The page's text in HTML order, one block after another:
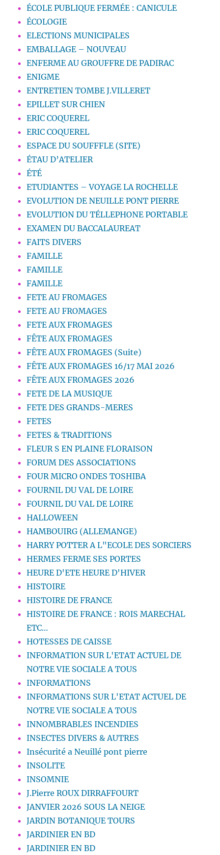
ÉCOLE PUBLIQUE FERMÉE : CANICULE
ÉCOLOGIE
ELECTIONS MUNICIPALES
EMBALLAGE – NOUVEAU
ENFERME AU GROUFFRE DE PADIRAC
ENIGME
ENTRETIEN TOMBE J.VILLERET
EPILLET SUR CHIEN
ERIC COQUEREL
ERIC COQUEREL
ESPACE DU SOUFFFLE (SITE)
ÉTAU D’ATELIER
ÉTÉ
ETUDIANTES – VOYAGE LA ROCHELLE
EVOLUTION DE NEUILLE PONT PIERRE
EVOLUTION DU TÉLLEPHONE PORTABLE
EXAMEN DU BACCALAUREAT
FAITS DIVERS
FAMILLE
FAMILLE
FAMILLE
FETE AU FROMAGES
FETE AU FROMAGES
FETE AUX FROMAGES
FÊTE AUX FROMAGES
FÊTE AUX FROMAGES (Suite)
FÊTE AUX FROMAGES 16/17 MAI 2026
FÊTE AUX FROMAGES 2026
FETE DE LA MUSIQUE
FETE DES GRANDS-MERES
FETES
FETES & TRADITIONS
FLEUR S EN PLAINE FLORAISON
FORUM DES ASSOCIATIONS
FOUR MICRO ONDES TOSHIBA
FOURNIL DU VAL DE LOIRE
FOURNIL DU VAL DE LOIRE
HALLOWEEN
HAMBOUIRG (ALLEMANGE)
HARRY POTTER A L"ECOLE DES SORCIERS
HERMES FERME SES PORTES
HEURE D'ETE HEURE D'HIVER
HISTOIRE
HISTOIRE DE FRANCE
HISTOIRE DE FRANCE : ROIS MARECHAL
ETC…
HOTESSES DE CAISSE
INFORMATION SUR L'ETAT ACTUEL DE
NOTRE VIE SOCIALE A TOUS
INFORMATIONS
INFORMATIONS SUR L'ETAT ACTUEL DE
NOTRE VIE SOCIALE A TOUS
INNOMBRABLES INCENDIES
INSECTES DIVERS & AUTRES
Insécurité a Neuillé pont pierre
INSOLITE
INSOMNIE
J.Pierre ROUX DIRRAFFOURT
JANVIER 2026 SOUS LA NEIGE
JARDIN BOTANIQUE TOURS
JARDINIER EN BD
JARDINIER EN BD